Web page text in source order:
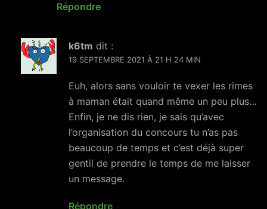
Répondre
k6tm dit :
19 SEPTEMBRE 2021 À 21 H 24 MIN
Euh, alors sans vouloir te vexer les rimes
à maman était quand même un peu plus…
Enfin, je ne dis rien, je sais qu’avec
l’organisation du concours tu n’as pas
beaucoup de temps et c’est déjà super
gentil de prendre le temps de me laisser
un message.
Répondre